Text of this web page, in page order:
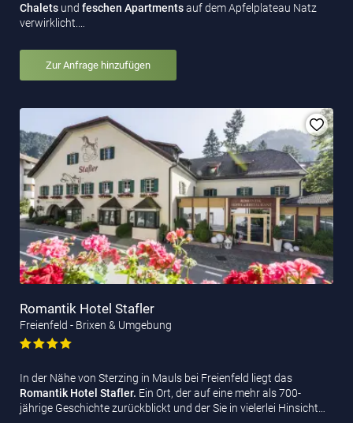
Chalets und feschen Apartmentsauf dem Apfelplateau Natz
verwirklicht.…
Zur Anfrage hinzufügen
Romantik Hotel Stafler
Freienfeld - Brixen & Umgebung
In der Nähe von Sterzing in Mauls bei Freienfeld liegt das
Romantik Hotel Stafler. Ein Ort, der auf eine mehr als 700-
jährige Geschichte zurückblickt und der Sie in vielerlei Hinsicht…